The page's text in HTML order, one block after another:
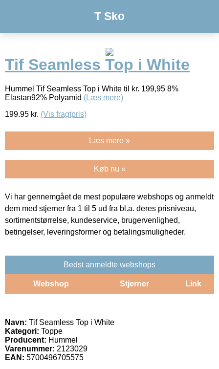
T Sko
Tif Seamless Top i White
Hummel Tif Seamless Top i White til kr. 199,95 8%
Elastan92% Polyamid (Læs mere)
199.95 kr. (Vis fragtpris)
Læs mere »
Køb nu »
Vi har gennemgået de mest populære webshops og anmeldt
dem med stjerner fra 1 til 5 ud fra bl.a. deres prisniveau,
sortimentstørrelse, kundeservice, brugervenlighed,
betingelser, leveringsformer og betalingsmuligheder.
Bedst anmeldte webshops
Webshop Stjerner Link
Navn: Tif Seamless Top i White
Kategori: Toppe
Producent: Hummel
Varenummer: 2123029
EAN: 5700496705575